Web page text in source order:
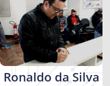
Ronaldo da Silva